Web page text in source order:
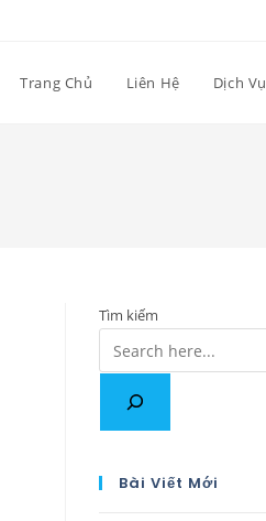
Trang Chủ Liên Hệ Dịch Vụ
Tìm kiếm
Bài Viết Mới